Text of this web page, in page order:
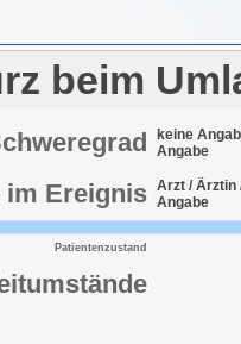
beim
keine
Angabe
im Ereignis Arzt / Ärztin
Angabe
Patientenzustand